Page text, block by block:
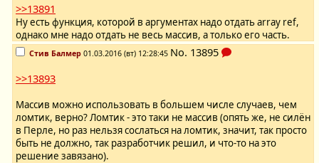
>>13891
Ну есть функция, которой в аргументах надо отдать array ref,
однако мне надо отдать не весь массив, а только его часть.
Стив Балмер 01.03.2016 (вт) 12:28:45 No. 13895
>>13893
Массив можно использовать в большем числе случаев, чем
ломтик, верно? Ломтик - это таки не массив (опять же, не силён
в Перле, но раз нельзя сослаться на ломтик, значит, так просто
быть не должно, так разработчик решил, и что-то на это
решение завязано).